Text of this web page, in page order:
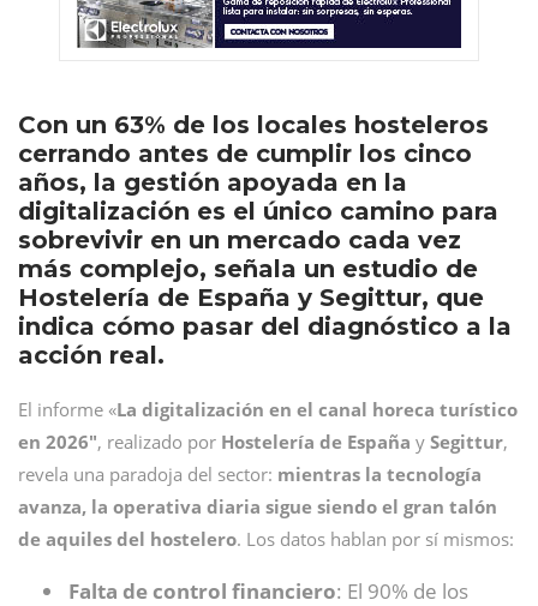
Con un 63% de los locales hosteleros
cerrando antes de cumplir los cinco
años, la gestión apoyada en la
digitalización es el único camino para
sobrevivir en un mercado cada vez
más complejo, señala un estudio de
Hostelería de España y Segittur, que
indica cómo pasar del diagnóstico a la
acción real.
El informe «La digitalización en el canal horeca turístico
en 2026″, realizado por Hostelería de España y Segittur,
revela una paradoja del sector: mientras la tecnología
avanza, la operativa diaria sigue siendo el gran talón
de aquiles del hostelero. Los datos hablan por sí mismos:
Falta de control financiero: El 90% de los